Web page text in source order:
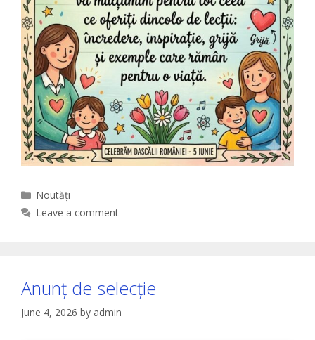
Categories
Noutăți
Leave a comment
Anunț de selecție
June 4, 2026 by admin